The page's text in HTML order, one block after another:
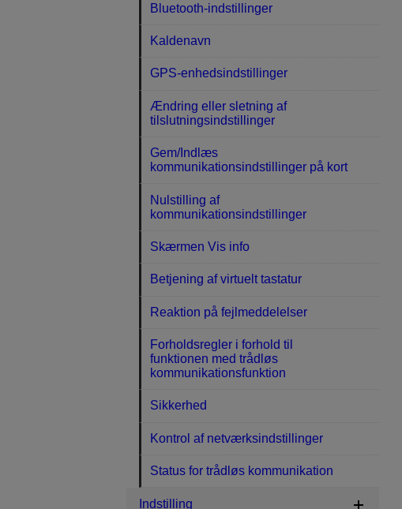
Bluetooth-indstillinger
Kaldenavn
GPS-enhedsindstillinger
Ændring eller sletning af
tilslutningsindstillinger
Gem/Indlæs
kommunikationsindstillinger på kort
Nulstilling af
kommunikationsindstillinger
Skærmen Vis info
Betjening af virtuelt tastatur
Reaktion på fejlmeddelelser
Forholdsregler i forhold til
funktionen med trådløs
kommunikationsfunktion
Sikkerhed
Kontrol af netværksindstillinger
Status for trådløs kommunikation
Indstilling